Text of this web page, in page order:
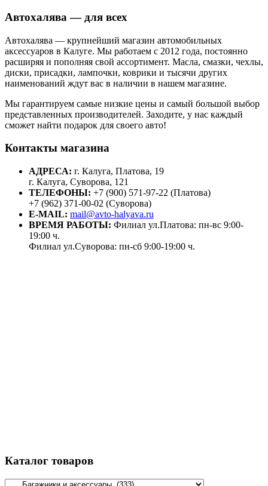
Автохалява — для всех
Автохалява — крупнейший магазин автомобильных
аксессуаров в Калуге. Мы работаем с 2012 года, постоянно
расширяя и пополняя свой ассортимент. Масла, смазки, чехлы,
диски, присадки, лампочки, коврики и тысячи других
наименований ждут вас в наличии в нашем магазине.
Мы гарантируем самые низкие цены и самый большой выбор
представленных производителей. Заходите, у нас каждый
сможет найти подарок для своего авто!
Контакты магазина
АДРЕСА: г. Калуга, Платова, 19
г. Калуга, Суворова, 121
ТЕЛЕФОНЫ: +7 (900) 571-97-22 (Платова)
+7 (962) 371-00-02 (Суворова)
E-MAIL: mail@avto-halyava.ru
ВРЕМЯ РАБОТЫ: Филиал ул.Платова: пн-вс 9:00-
19:00 ч.
Филиал ул.Суворова: пн-сб 9:00-19:00 ч.
Каталог товаров